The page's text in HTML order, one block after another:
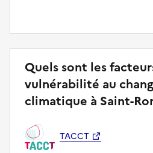
Quels sont les
vulnérabilité au
climatique à Saint-
TACCT